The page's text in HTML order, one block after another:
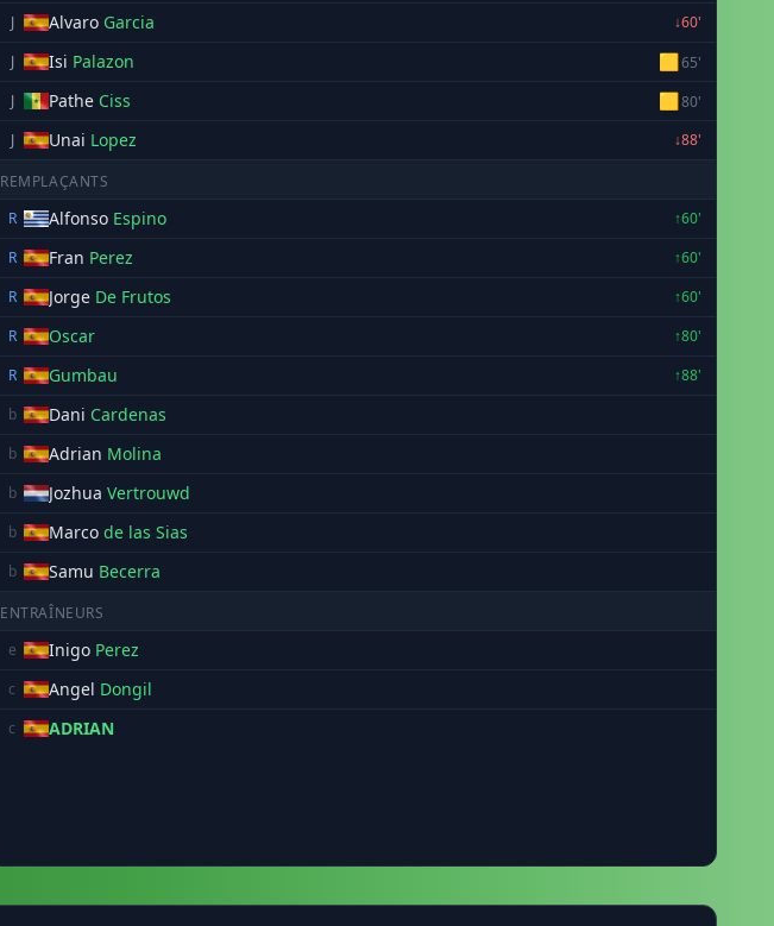
J
Alvaro Garcia
↓60'
J
Isi Palazon 🟨65'
J
Pathe Ciss 🟨80'
J
Unai Lopez ↓88'
REMPLAÇANTS
R
Alfonso Espino
↑60'
R
Fran Perez
↑60'
R
Jorge De Frutos
↑60'
R
Oscar
↑80'
R
Gumbau
↑88'
b
Dani Cardenas
b Adrian Molina
b Jozhua Vertrouwd
b Marco de las Sias
b Samu Becerra
ENTRAÎNEURS
e
Inigo Perez
c Angel Dongil
c ADRIAN